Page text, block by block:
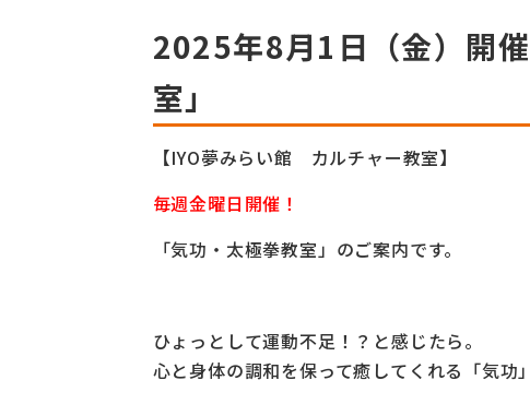
2025年8月1日（金）開
室」
【IYO夢みらい館 カルチャー教室】
毎週金曜日開催！
「気功・太極拳教室」のご案内です。
ひょっとして運動不足！？と感じたら。
心と身体の調和を保って癒してくれる「気功